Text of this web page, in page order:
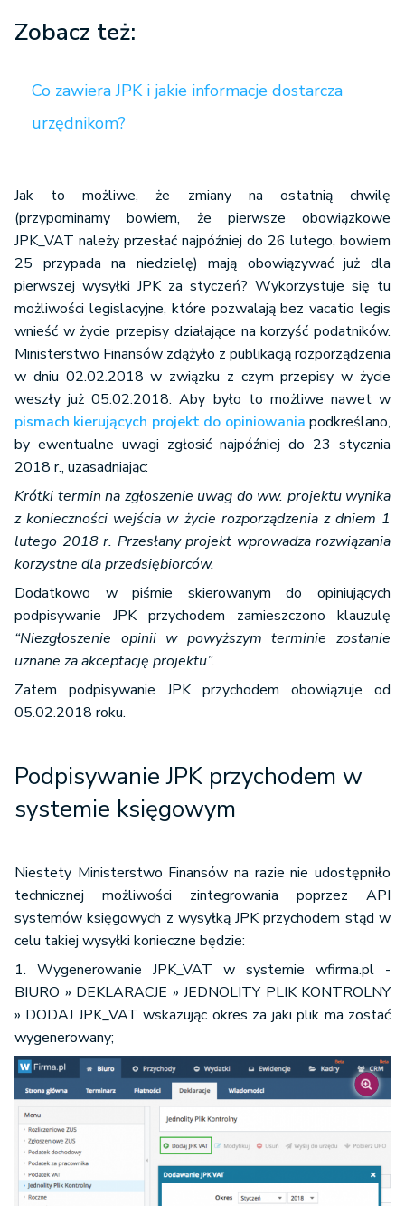
Zobacz też:
Co zawiera JPK i jakie informacje dostarcza
urzędnikom?
Jak to możliwe, że zmiany na ostatnią chwilę
(przypominamy bowiem, że pierwsze obowiązkowe
JPK_VAT należy przesłać najpóźniej do 26 lutego, bowiem
25 przypada na niedzielę) mają obowiązywać już dla
pierwszej wysyłki JPK za styczeń? Wykorzystuje się tu
możliwości legislacyjne, które pozwalają bez vacatio legis
wnieść w życie przepisy działające na korzyść podatników.
Ministerstwo Finansów zdążyło z publikacją rozporządzenia
w dniu 02.02.2018 w związku z czym przepisy w życie
weszły już 05.02.2018. Aby było to możliwe nawet w
pismach kierujących projekt do opiniowania podkreślano,
by ewentualne uwagi zgłosić najpóźniej do 23 stycznia
2018 r., uzasadniając:
Krótki termin na zgłoszenie uwag do ww. projektu wynika
z konieczności wejścia w życie rozporządzenia z dniem 1
lutego 2018 r. Przesłany projekt wprowadza rozwiązania
korzystne dla przedsiębiorców.
Dodatkowo w piśmie skierowanym do opiniujących
podpisywanie JPK przychodem zamieszczono klauzulę
“Niezgłoszenie opinii w powyższym terminie zostanie
uznane za akceptację projektu”.
Zatem podpisywanie JPK przychodem obowiązuje od
05.02.2018 roku.
Podpisywanie JPK przychodem w
systemie księgowym
Niestety Ministerstwo Finansów na razie nie udostępniło
technicznej możliwości zintegrowania poprzez API
systemów księgowych z wysyłką JPK przychodem stąd w
celu takiej wysyłki konieczne będzie:
1. Wygenerowanie JPK_VAT w systemie wfirma.pl -
BIURO » DEKLARACJE » JEDNOLITY PLIK KONTROLNY
» DODAJ JPK_VAT wskazując okres za jaki plik ma zostać
wygenerowany;